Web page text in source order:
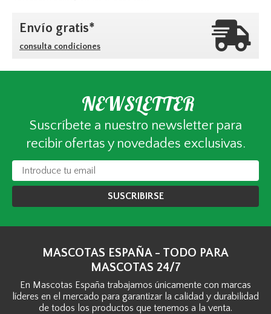
Envío gratis*
consulta condiciones
NEWSLETTER
Suscríbete a nuestro newsletter para
recibir ofertas y novedades exclusivas.
SUSCRIBIRSE
MASCOTAS ESPAÑA - TODO PARA
MASCOTAS 24/7
En Mascotas España trabajamos únicamente con marcas
líderes en el mercado para garantizar la calidad y durabilidad
de todos los productos que tenemos a la venta.